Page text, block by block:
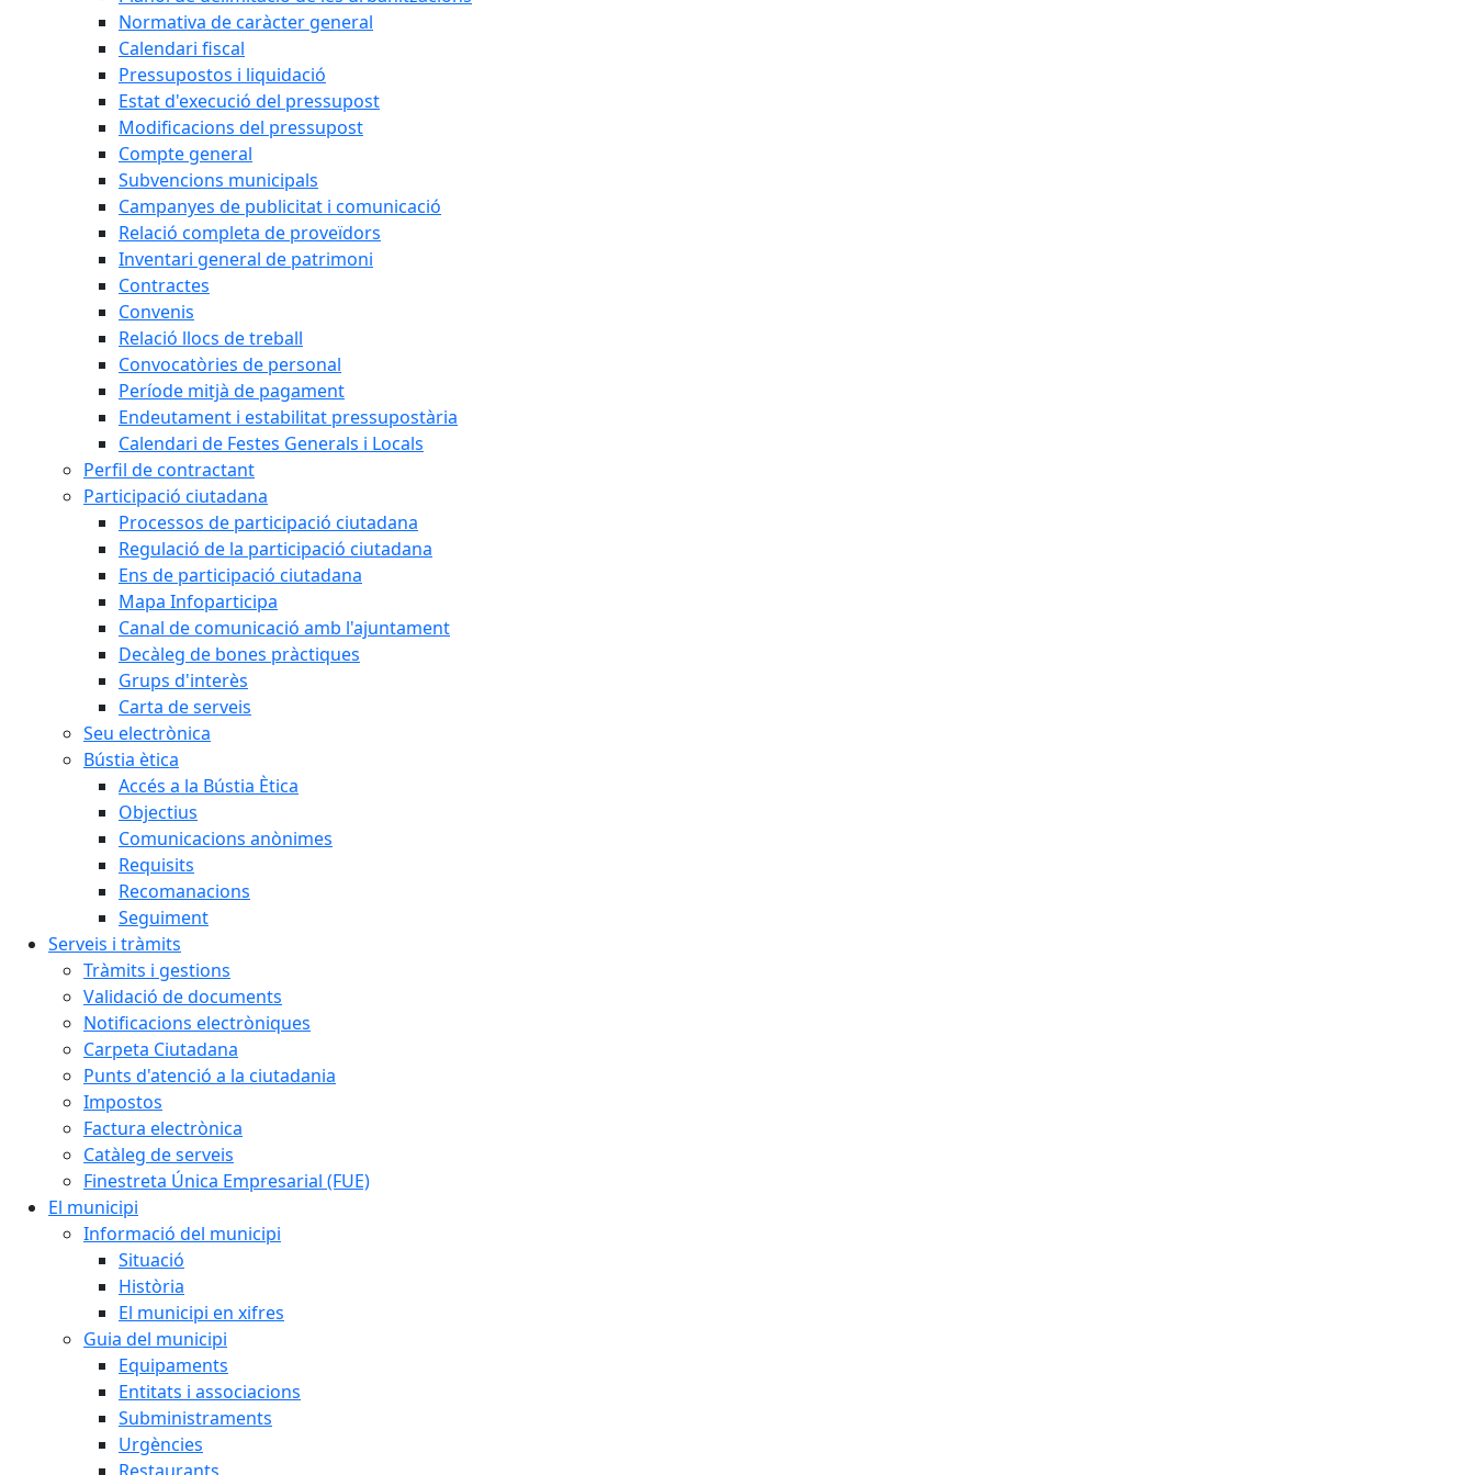
Normativa de caràcter general
Calendari fiscal
Pressupostos i liquidació
Estat d'execució del pressupost
Modificacions del pressupost
Compte general
Subvencions municipals
Campanyes de publicitat i comunicació
Relació completa de proveïdors
Inventari general de patrimoni
Contractes
Convenis
Relació llocs de treball
Convocatòries de personal
Període mitjà de pagament
Endeutament i estabilitat pressupostària
Calendari de Festes Generals i Locals
Perfil de contractant
Participació ciutadana
Processos de participació ciutadana
Regulació de la participació ciutadana
Ens de participació ciutadana
Mapa Infoparticipa
Canal de comunicació amb l'ajuntament
Decàleg de bones pràctiques
Grups d'interès
Carta de serveis
Seu electrònica
Bústia ètica
Accés a la Bústia Ètica
Objectius
Comunicacions anònimes
Requisits
Recomanacions
Seguiment
Serveis i tràmits
Tràmits i gestions
Validació de documents
Notificacions electròniques
Carpeta Ciutadana
Punts d'atenció a la ciutadania
Impostos
Factura electrònica
Catàleg de serveis
Finestreta Única Empresarial (FUE)
El municipi
Informació del municipi
Situació
Història
El municipi en xifres
Guia del municipi
Equipaments
Entitats i associacions
Subministraments
Urgències